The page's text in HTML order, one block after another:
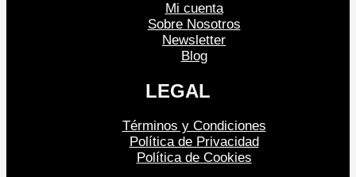
Mi cuenta
Sobre Nosotros
Newsletter
Blog
LEGAL
Términos y Condiciones
Política de Privacidad
Política de Cookies